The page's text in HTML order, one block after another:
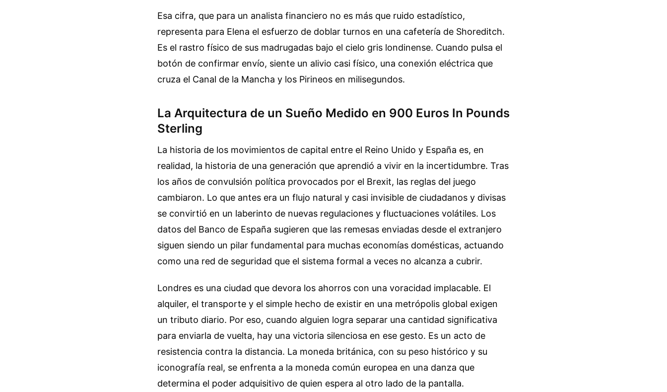
Esa cifra, que para un analista financiero no es más que ruido estadístico,
representa para Elena el esfuerzo de doblar turnos en una cafetería de Shoreditch.
Es el rastro físico de sus madrugadas bajo el cielo gris londinense. Cuando pulsa el
botón de confirmar envío, siente un alivio casi físico, una conexión eléctrica que
cruza el Canal de la Mancha y los Pirineos en milisegundos.
La Arquitectura de un Sueño Medido en 900 Euros In Pounds
Sterling
La historia de los movimientos de capital entre el Reino Unido y España es, en
realidad, la historia de una generación que aprendió a vivir en la incertidumbre. Tras
los años de convulsión política provocados por el Brexit, las reglas del juego
cambiaron. Lo que antes era un flujo natural y casi invisible de ciudadanos y divisas
se convirtió en un laberinto de nuevas regulaciones y fluctuaciones volátiles. Los
datos del Banco de España sugieren que las remesas enviadas desde el extranjero
siguen siendo un pilar fundamental para muchas economías domésticas, actuando
como una red de seguridad que el sistema formal a veces no alcanza a cubrir.
Londres es una ciudad que devora los ahorros con una voracidad implacable. El
alquiler, el transporte y el simple hecho de existir en una metrópolis global exigen
un tributo diario. Por eso, cuando alguien logra separar una cantidad significativa
para enviarla de vuelta, hay una victoria silenciosa en ese gesto. Es un acto de
resistencia contra la distancia. La moneda británica, con su peso histórico y su
iconografía real, se enfrenta a la moneda común europea en una danza que
determina el poder adquisitivo de quien espera al otro lado de la pantalla.